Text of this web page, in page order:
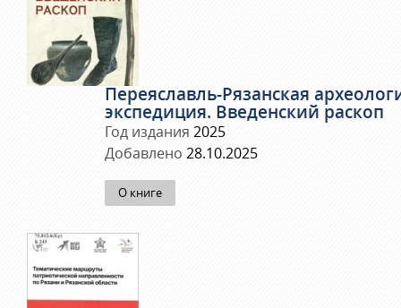
Переяславль-Рязанская
экспедиция. Введенский раскоп
Год издания 2025
Добавлено 28.10.2025
О книге